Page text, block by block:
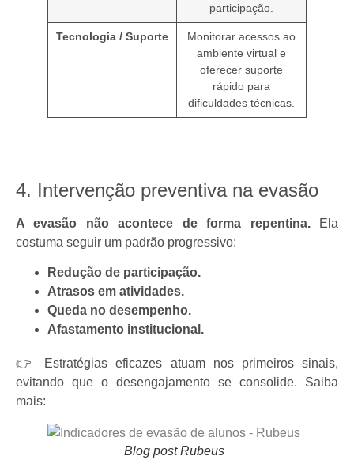
participação.
Tecnologia / Suporte
Monitorar acessos ao
ambiente virtual e
oferecer suporte
rápido para
dificuldades técnicas.
4. Intervenção preventiva na evasão
A evasão não acontece de forma repentina.
Ela
costuma seguir um padrão progressivo:
Redução de participação.
Atrasos em atividades.
Queda no desempenho.
Afastamento institucional.
👉 Estratégias eficazes atuam nos primeiros sinais,
evitando que o desengajamento se consolide. Saiba
mais:
Blog post Rubeus